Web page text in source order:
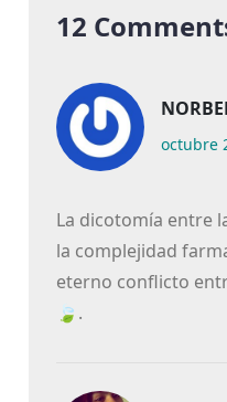
12
octubre
La dicotomía entre
la complejidad
eterno conflicto
🍃.